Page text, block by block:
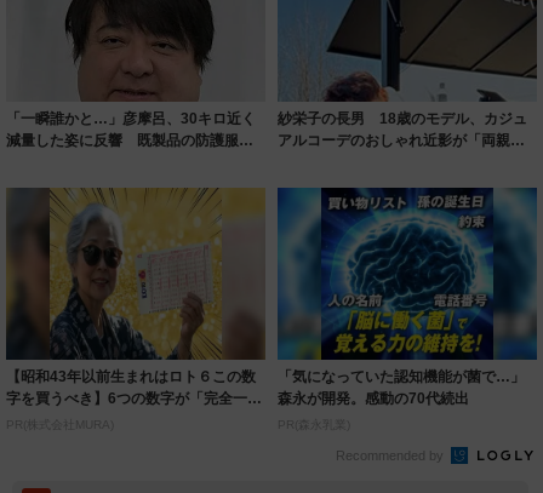
「一瞬誰かと…」彦摩呂、30キロ近く
減量した姿に反響 既製品の防護服が
紗栄子の長男 18歳のモデル、カジュ
アルコーデのおしゃれ近影が「両親の
【昭和43年以前生まれはロト６この数
字を買うべき】6つの数字が「完全一
致」する方...
PR(株式会社MURA)
「気になっていた認知機能が菌で…」
森永が開発。感動の70代続出
PR(森永乳業)
Recommended by